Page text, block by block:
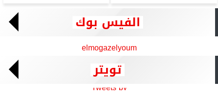
الفيس بوك
elmogazelyoum
تويتر
Tweets by